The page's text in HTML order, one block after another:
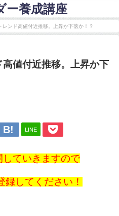
ー養成講座
ンド高値付近推移。上昇か下落か！？
値付近推移。上昇か下
LINE
ていきますので
録してください！